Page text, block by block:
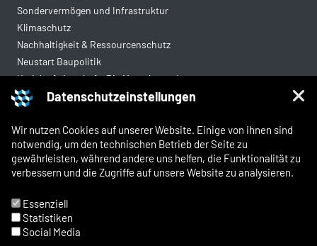
Datenschutzeinstellungen
Wir nutzen Cookies auf unserer Website. Einige von ihnen sind
notwendig, um den technischen Betrieb der Seite zu
gewährleisten, während andere uns helfen, die Funktionalität zu
verbessern und die Zugriffe auf unsere Website zu analysieren.
Essenziell
Statistiken
Social Media
Sondervermögen und Infrastruktur
Klimaschutz
Nachhaltigkeit & Ressourcenschutz
Neustart Baupolitik
Kreislaufwirtschaft: Die Mantelverordnung
Mittelstandsgerechte Vergabe
Rechtliches
Kontakt
Impressum
Datenschutz
Whistleblowing und Meldewege